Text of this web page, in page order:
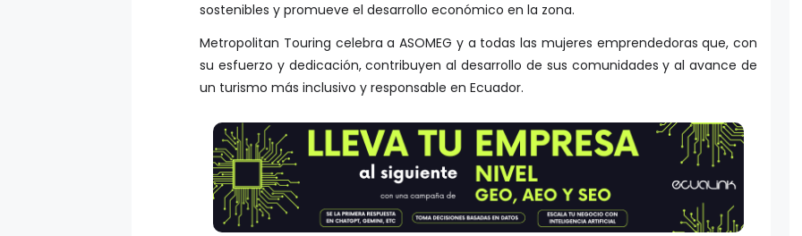
sostenibles y promueve el desarrollo económico en la zona.
Metropolitan Touring celebra a ASOMEG y a todas las mujeres emprendedoras que, con
su esfuerzo y dedicación, contribuyen al desarrollo de sus comunidades y al avance de
un turismo más inclusivo y responsable en Ecuador.